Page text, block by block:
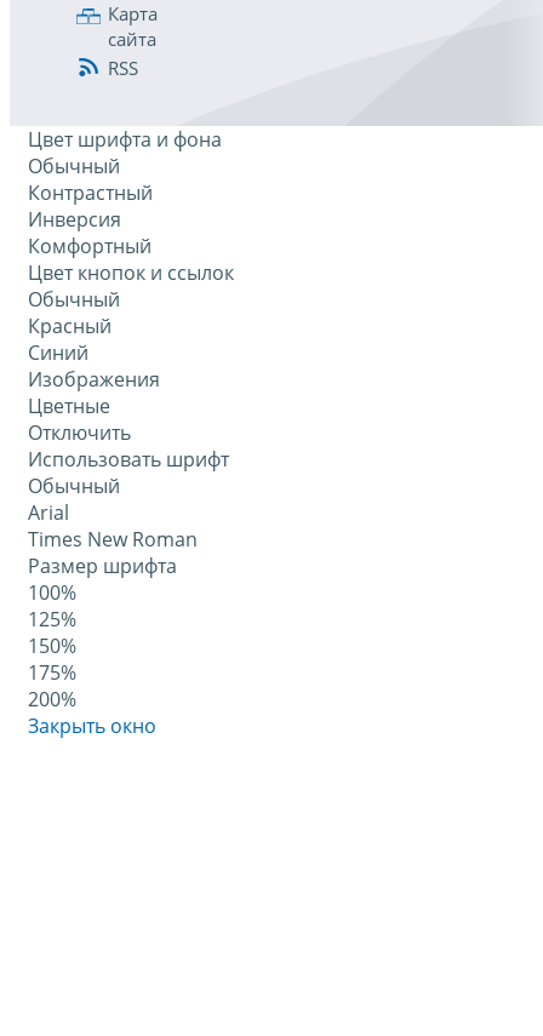
Карта
сайта
RSS
Цвет шрифта и фона
Обычный
Контрастный
Инверсия
Комфортный
Цвет кнопок и ссылок
Обычный
Красный
Синий
Изображения
Цветные
Отключить
Использовать шрифт
Обычный
Arial
Times New Roman
Размер шрифта
100%
125%
150%
175%
200%
Закрыть окно